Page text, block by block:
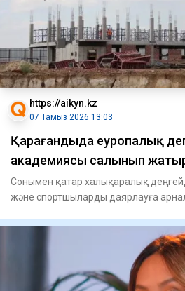
https://aikyn.kz
07 Тамыз 2026 13:03
Қарағандыда еуропалық
академиясы салынып
Сонымен қатар халықаралық
және спортшыларды даярлауға